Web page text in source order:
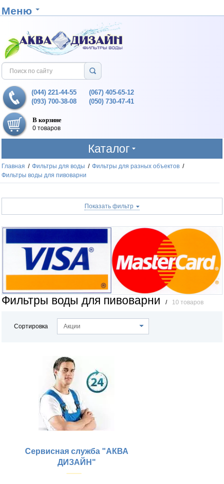
Меню
(044) 221-44-55
(093) 700-38-08
(067) 405-65-12
(050) 730-47-41
В корзине
0 товаров
Каталог
Главная / Фильтры для воды / Фильтры для разных объектов /
Фильтры воды для пивоварни
Показать фильтр
Фильтры воды для пивоварни / 10 товаров
Сортировка Акции
Сервисная служба "АКВА
ДИЗАЙН"